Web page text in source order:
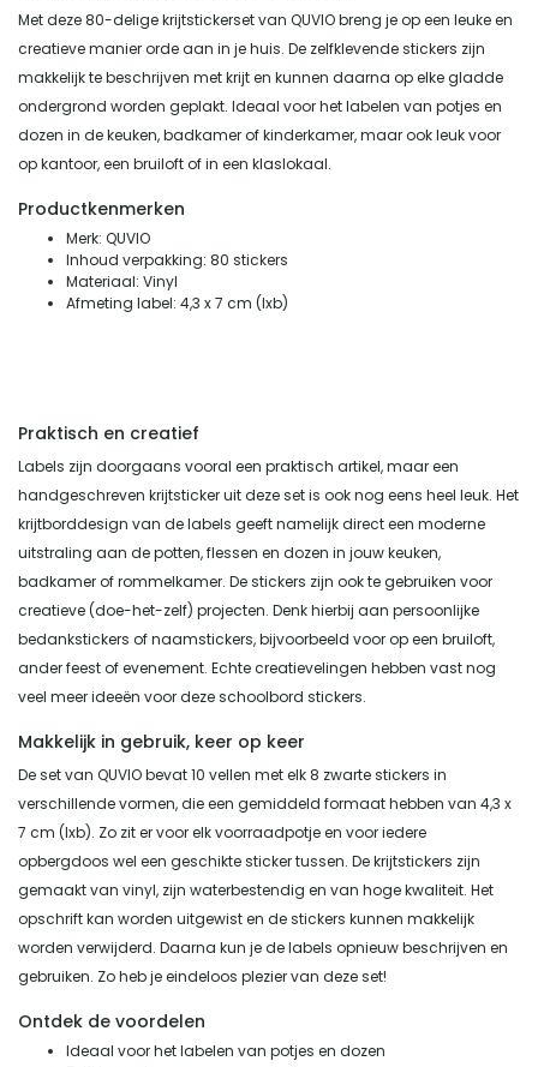
Met deze 80-delige krijtstickerset van QUVIO breng je op een leuke en
creatieve manier orde aan in je huis. De zelfklevende stickers zijn
makkelijk te beschrijven met krijt en kunnen daarna op elke gladde
ondergrond worden geplakt. Ideaal voor het labelen van potjes en
dozen in de keuken, badkamer of kinderkamer, maar ook leuk voor
op kantoor, een bruiloft of in een klaslokaal.
Productkenmerken
Merk: QUVIO
Inhoud verpakking: 80 stickers
Materiaal: Vinyl
Afmeting label: 4,3 x 7 cm (lxb)
Praktisch en creatief
Labels zijn doorgaans vooral een praktisch artikel, maar een
handgeschreven krijtsticker uit deze set is ook nog eens heel leuk. Het
krijtborddesign van de labels geeft namelijk direct een moderne
uitstraling aan de potten, flessen en dozen in jouw keuken,
badkamer of rommelkamer. De stickers zijn ook te gebruiken voor
creatieve (doe-het-zelf) projecten. Denk hierbij aan persoonlijke
bedankstickers of naamstickers, bijvoorbeeld voor op een bruiloft,
ander feest of evenement. Echte creatievelingen hebben vast nog
veel meer ideeën voor deze schoolbord stickers.
Makkelijk in gebruik, keer op keer
De set van QUVIO bevat 10 vellen met elk 8 zwarte stickers in
verschillende vormen, die een gemiddeld formaat hebben van 4,3 x
7 cm (lxb). Zo zit er voor elk voorraadpotje en voor iedere
opbergdoos wel een geschikte sticker tussen. De krijtstickers zijn
gemaakt van vinyl, zijn waterbestendig en van hoge kwaliteit. Het
opschrift kan worden uitgewist en de stickers kunnen makkelijk
worden verwijderd. Daarna kun je de labels opnieuw beschrijven en
gebruiken. Zo heb je eindeloos plezier van deze set!
Ontdek de voordelen
Ideaal voor het labelen van potjes en dozen